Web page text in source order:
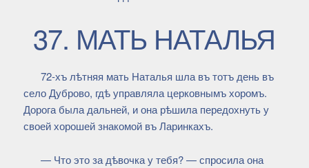
37. МАТЬ НАТАЛЬЯ
72-хъ лѣтняя мать Наталья шла въ тотъ день въ
село Дуброво, гдѣ управляла церковнымъ хоромъ.
Дорога была дальней, и она рѣшила передохнуть у
своей хорошей знакомой въ Ларинкахъ.
— Что это за дѣвочка у тебя? — спросила она